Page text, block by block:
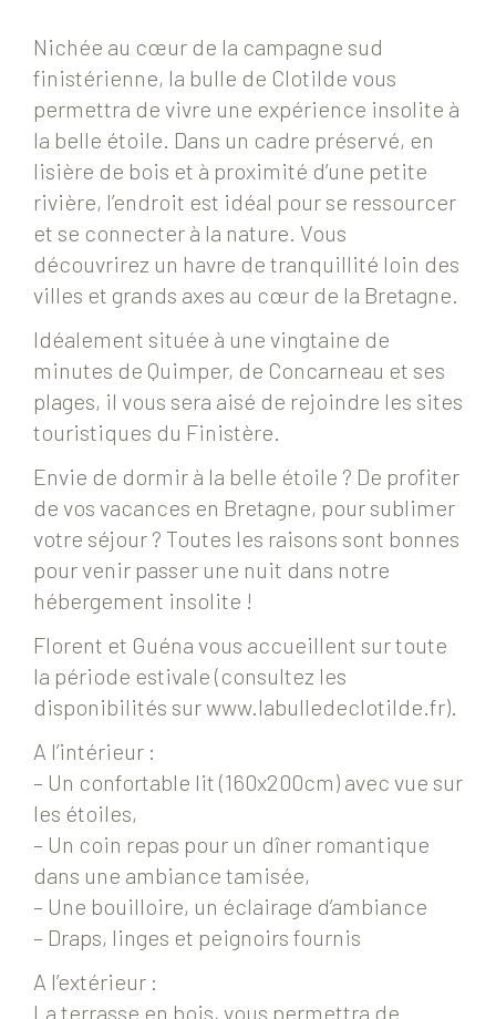
Nichée au cœur de la campagne sud
finistérienne, la bulle de Clotilde vous
permettra de vivre une expérience insolite à
la belle étoile. Dans un cadre préservé, en
lisière de bois et à proximité d’une petite
rivière, l’endroit est idéal pour se ressourcer
et se connecter à la nature. Vous
découvrirez un havre de tranquillité loin des
villes et grands axes au cœur de la Bretagne.
Idéalement située à une vingtaine de
minutes de Quimper, de Concarneau et ses
plages, il vous sera aisé de rejoindre les sites
touristiques du Finistère.
Envie de dormir à la belle étoile ? De profiter
de vos vacances en Bretagne, pour sublimer
votre séjour ? Toutes les raisons sont bonnes
pour venir passer une nuit dans notre
hébergement insolite !
Florent et Guéna vous accueillent sur toute
la période estivale (consultez les
disponibilités sur www.labulledeclotilde.fr).
A l’intérieur :
– Un confortable lit (160x200cm) avec vue sur
les étoiles,
– Un coin repas pour un dîner romantique
dans une ambiance tamisée,
– Une bouilloire, un éclairage d’ambiance
– Draps, linges et peignoirs fournis
A l’extérieur :
La terrasse en bois, vous permettra de